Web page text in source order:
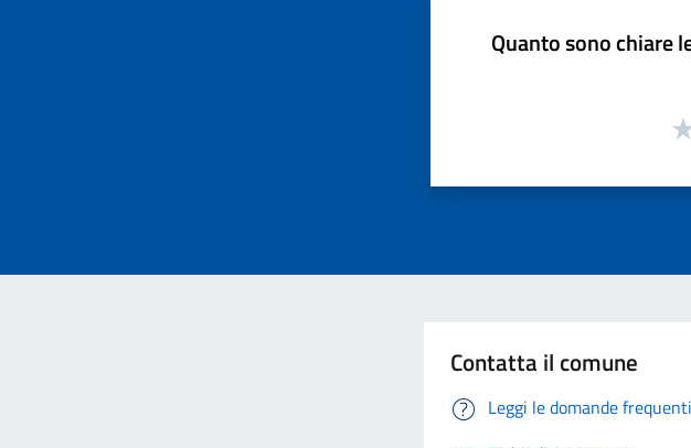
Quanto sono chiare
Contatta il comune
Leggi le domande frequenti